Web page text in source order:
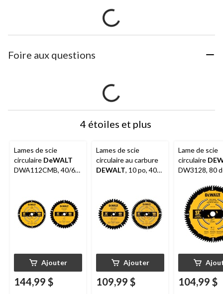
Foire aux questions
4 étoiles et plus
Lames de scie
circulaire DeWALT
DWA112CMB, 40/60
Ajouter
144,99 $
Lames de scie
circulaire au carbure
DEWALT, 10 po, 40
Ajouter
109,99 $
Lame de scie
circulaire
DW3128, 80
12 po
104,99 $